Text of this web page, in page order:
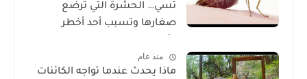
تسي… الحشرة التي ترضع
صغارها وتسبب أحد أخطر
منذ عام
ماذا يحدث عندما تواجه الكائنات